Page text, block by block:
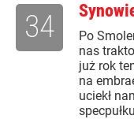
Po
nas
już rok
na
uciekł
34